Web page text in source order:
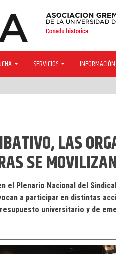
SERVICIOS
LAS
SE
el Plenario Nacional del
a participar en distintas
universitario y de